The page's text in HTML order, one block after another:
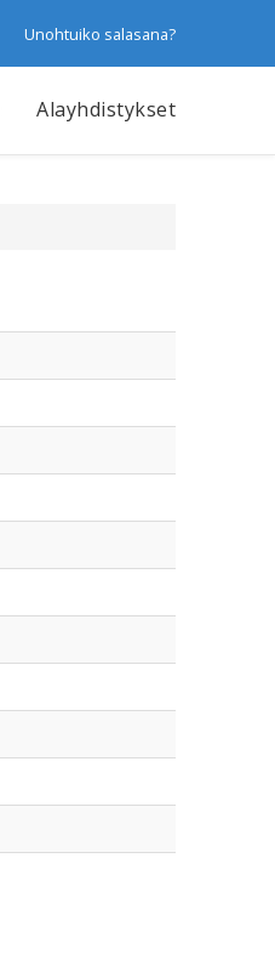
Unohtuiko salasana?
Alayhdistykset